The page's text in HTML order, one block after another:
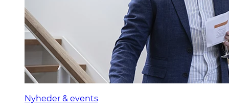
Nyheder & events